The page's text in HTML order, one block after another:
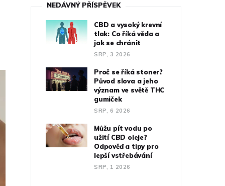
NEDÁVNÝ PŘÍSPĚVEK
CBD a vysoký krevní
tlak: Co říká věda a
jak se chránit
SRP, 3 2026
Proč se říká stoner?
Původ slova a jeho
význam ve světě THC
gumiček
SRP, 6 2026
Můžu pít vodu po
užití CBD oleje?
Odpověď a tipy pro
lepší vstřebávání
SRP, 1 2026